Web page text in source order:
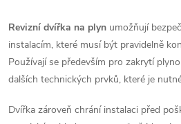
Revizní dvířka na plyn umožňují
instalacím, které musí být pravidelně
Používají se především pro zakrytí
dalších technických prvků, které je
Dvířka zároveň chrání instalaci před